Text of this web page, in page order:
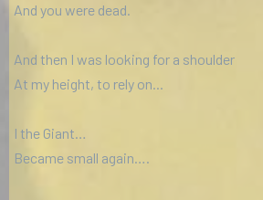
And you were dead.
And then I was looking for a shoulder
At my height, to rely on...
I the Giant…
Became small again….